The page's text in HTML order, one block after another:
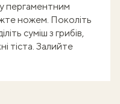
пергаментним
ножем. Поколіть
суміш з грибів,
тіста. Залийте